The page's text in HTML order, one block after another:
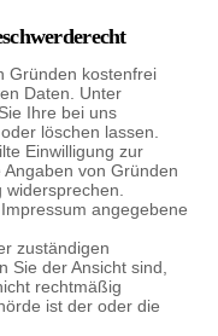
Gründen kostenfrei
Daten. Unter
Ihre bei uns
löschen lassen.
Einwilligung zur
von Gründen
angegebene
zuständigen
Sie der Ansicht sind,
rechtmäßig
ist der oder die